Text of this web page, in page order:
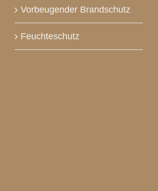
Vorbeugender Brandschutz
Feuchteschutz